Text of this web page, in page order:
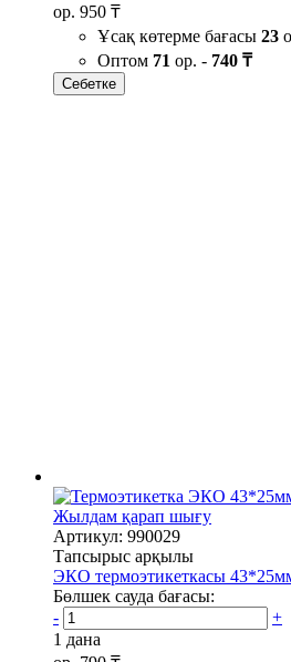
ор. 950 ₸
Ұсақ көтерме бағасы 23
Оптом 71 ор. - 740 ₸
Себетке
Жылдам қарап шығу
Артикул: 990029
Тапсырыс арқылы
ЭКО термоэтикеткасы
Бөлшек сауда бағасы:
-
+
1 дана